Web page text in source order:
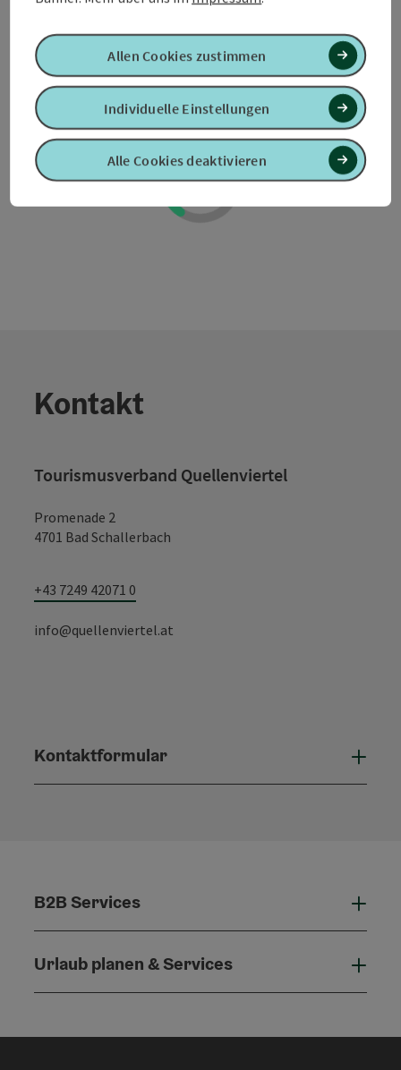
Kontakt
Tourismusverband Quellenviertel
Promenade 2
4701 Bad Schallerbach
+43 7249 42071 0
info@quellenviertel.at
Kontaktformular
B2B Services
Urlaub planen & Services
Alle Cookies deaktivieren
Individuelle Einstellungen
Allen Cookies zustimmen